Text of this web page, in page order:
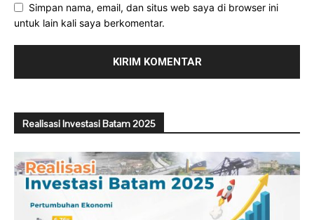
Simpan nama, email, dan situs web saya di browser ini
untuk lain kali saya berkomentar.
Realisasi Investasi Batam 2025